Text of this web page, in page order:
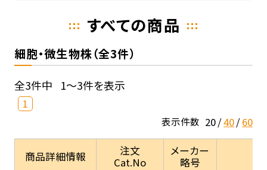
すべての商品
細胞・微生物株（全3件）
全3件中 1～3件を表示
1
表示件数 20 40 60
商品詳細情報
注文
Cat.No
メーカー
略号